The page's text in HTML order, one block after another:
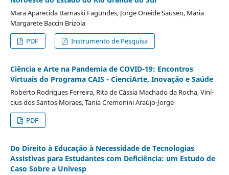
Mara Aparecida Barnaski Fagundes, Jorge Oneide Sausen, Maria
Margarete Baccin Brizola
PDF
Instrumento de Pesquisa
Ciência e Arte na Pandemia de COVID-19: Encontros
Virtuais do Programa CAIS - CienciArte, Inovação e Saúde
Roberto Rodrigues Ferreira, Rita de Cássia Machado da Rocha, Viní­
cius dos Santos Moraes, Tania Cremonini Araújo-Jorge
PDF
Do Direito à Educação à Necessidade de Tecnologias
Assistivas para Estudantes com Deficiência: um Estudo de
Caso Sobre a Univesp